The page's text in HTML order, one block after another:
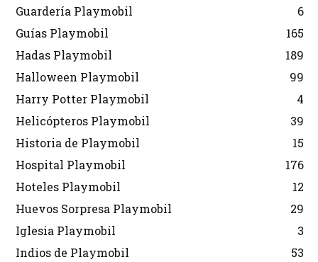
Guardería Playmobil
6
Guías Playmobil
165
Hadas Playmobil
189
Halloween Playmobil
99
Harry Potter Playmobil
4
Helicópteros Playmobil
39
Historia de Playmobil
15
Hospital Playmobil
176
Hoteles Playmobil
12
Huevos Sorpresa Playmobil
29
Iglesia Playmobil
3
Indios de Playmobil
53